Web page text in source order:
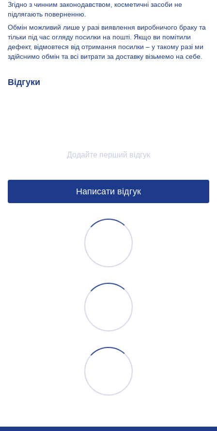
Згідно з чинним законодавством, косметичні засоби не
підлягають поверненню.
Обмін можливий лише у разі виявлення виробничого браку та
тільки під час огляду посилки на пошті. Якщо ви помітили
дефект, відмовтеся від отримання посилки – у такому разі ми
здійснимо обмін та всі витрати за доставку візьмемо на себе.
Відгуки
Додайте перший відгук
Написати відгук